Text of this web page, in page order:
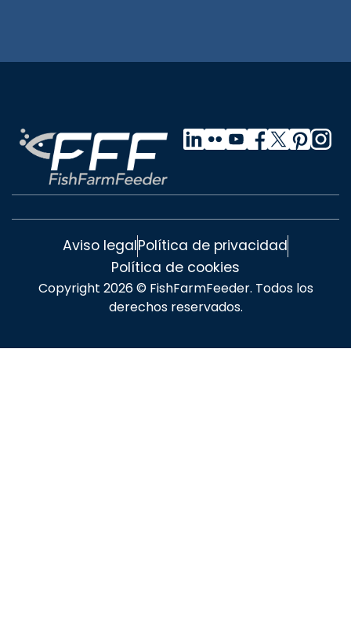
Aviso legalPolítica de privacidad
Política de cookies
Copyright 2026 © FishFarmFeeder. Todos los
derechos reservados.